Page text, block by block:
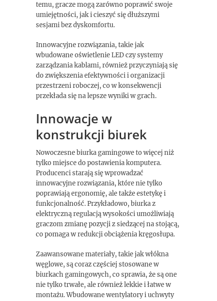
temu, gracze mogą zarówno poprawić swoje
umiejętności, jak i cieszyć się dłuższymi
sesjami bez dyskomfortu.
Innowacyjne rozwiązania, takie jak
wbudowane oświetlenie LED czy systemy
zarządzania kablami, również przyczyniają się
do zwiększenia efektywności i organizacji
przestrzeni roboczej, co w konsekwencji
przekłada się na lepsze wyniki w grach.
Innowacje w
konstrukcji biurek
Nowoczesne biurka gamingowe to więcej niż
tylko miejsce do postawienia komputera.
Producenci starają się wprowadzać
innowacyjne rozwiązania, które nie tylko
poprawiają ergonomię, ale także estetykę i
funkcjonalność. Przykładowo, biurka z
elektryczną regulacją wysokości umożliwiają
graczom zmianę pozycji z siedzącej na stojącą,
co pomaga w redukcji obciążenia kręgosłupa.
Zaawansowane materiały, takie jak włókna
węglowe, są coraz częściej stosowane w
biurkach gamingowych, co sprawia, że są one
nie tylko trwałe, ale również lekkie i łatwe w
montażu. Wbudowane wentylatory i uchwyty